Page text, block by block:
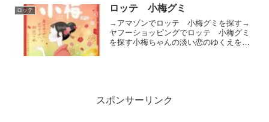
るポケモンのシールが入っています。シ
ールは集めて楽しい全2...
ロッテ ロッテ 小梅グミ
→アマゾンでロッテ 小梅グミを探す→
ヤフーショッピングでロッテ 小梅グミ
を探す小梅ちゃんの淡い恋のゆくえを予
スポンサーリンク